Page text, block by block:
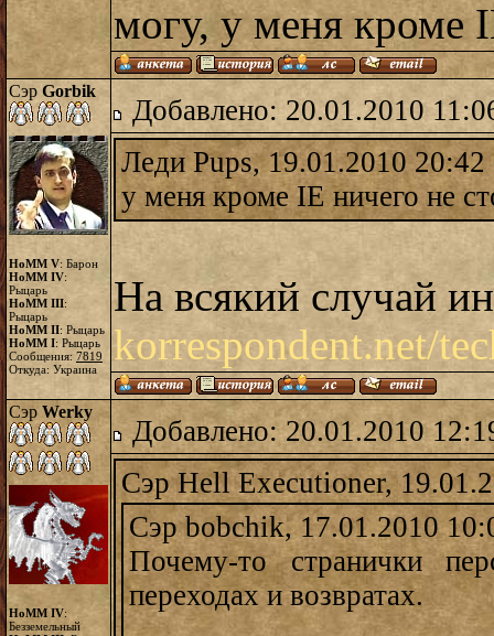
могу, у меня кроме
Сэр Gorbik
HoMM V: Барон
HoMM IV:
Рыцарь
HoMM III:
Рыцарь
HoMM II: Рыцарь
HoMM I: Рыцарь
Сообщения: 7819
Откуда: Украина
Добавлено: 20.01.2010
Леди Pups, 19.01.2010 20:42
у меня кроме IE ничего не
На всякий случай
korrespondent.net/
Сэр Werky
HoMM IV:
Безземельный
Добавлено: 20.01.2010
Сэр Hell Executioner,
Сэр bobchik, 17.01.2010
Почему-то странички
переходах и возвратах.